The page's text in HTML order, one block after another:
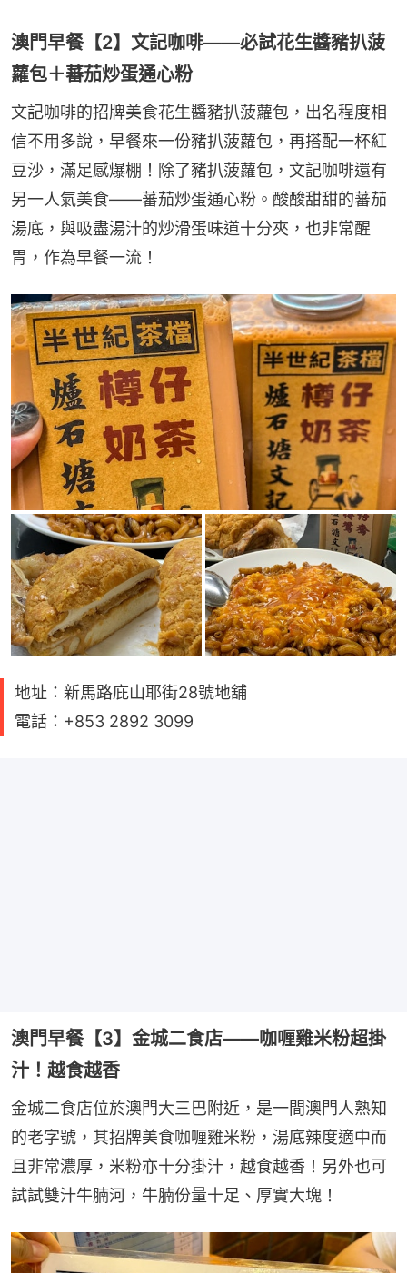
澳門早餐【2】文記咖啡——必試花生醬豬扒菠
蘿包＋蕃茄炒蛋通心粉
文記咖啡的招牌美食花生醬豬扒菠蘿包，出名程度相
信不用多說，早餐來一份豬扒菠蘿包，再搭配一杯紅
豆沙，滿足感爆棚！除了豬扒菠蘿包，文記咖啡還有
另一人氣美食——蕃茄炒蛋通心粉。酸酸甜甜的蕃茄
湯底，與吸盡湯汁的炒滑蛋味道十分夾，也非常醒
胃，作為早餐一流！
地址：新馬路庇山耶街28號地舖
電話：+853 2892 3099
澳門早餐【3】金城二食店——咖喱雞米粉超掛
汁！越食越香
金城二食店位於澳門大三巴附近，是一間澳門人熟知
的老字號，其招牌美食咖喱雞米粉，湯底辣度適中而
且非常濃厚，米粉亦十分掛汁，越食越香！另外也可
試試雙汁牛腩河，牛腩份量十足、厚實大塊！